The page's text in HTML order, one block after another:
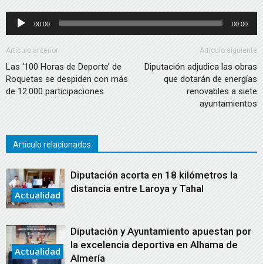
Reproductor
de
audio
00:00 00:00
Artículo anterior
Las ‘100 Horas de Deporte’ de
Roquetas se despiden con más
de 12.000 participaciones
Artículo siguiente
Diputación adjudica las obras
que dotarán de energías
renovables a siete
ayuntamientos
Artículo relacionados
Actualidad
Diputación acorta en 18 kilómetros la
distancia entre Laroya y Tahal
Actualidad
Diputación y Ayuntamiento apuestan por
la excelencia deportiva en Alhama de
Almería